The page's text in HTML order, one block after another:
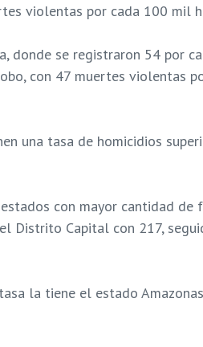
violentas por cada 100 mil
donde se registraron 54 por
con 47 muertes violentas
una tasa de homicidios
con mayor cantidad
Capital con 217,
la tiene el estado